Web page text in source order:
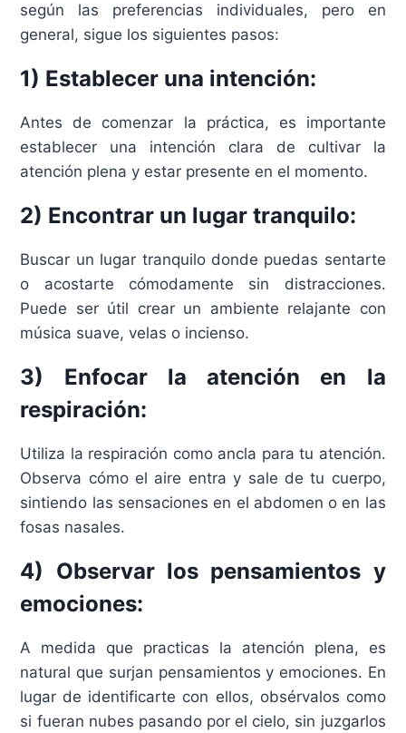
según las preferencias individuales, pero en
general, sigue los siguientes pasos:
1) Establecer una intención:
Antes de comenzar la práctica, es importante
establecer una intención clara de cultivar la
atención plena y estar presente en el momento.
2) Encontrar un lugar tranquilo:
Buscar un lugar tranquilo donde puedas sentarte
o acostarte cómodamente sin distracciones.
Puede ser útil crear un ambiente relajante con
música suave, velas o incienso.
3) Enfocar la atención en la
respiración:
Utiliza la respiración como ancla para tu atención.
Observa cómo el aire entra y sale de tu cuerpo,
sintiendo las sensaciones en el abdomen o en las
fosas nasales.
4) Observar los pensamientos y
emociones:
A medida que practicas la atención plena, es
natural que surjan pensamientos y emociones. En
lugar de identificarte con ellos, obsérvalos como
si fueran nubes pasando por el cielo, sin juzgarlos